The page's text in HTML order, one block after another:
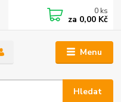
Menu
Hledat
0 ks
za 0,00 Kč